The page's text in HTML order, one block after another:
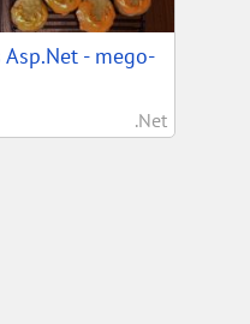
Asp.Net - mego-
.Net